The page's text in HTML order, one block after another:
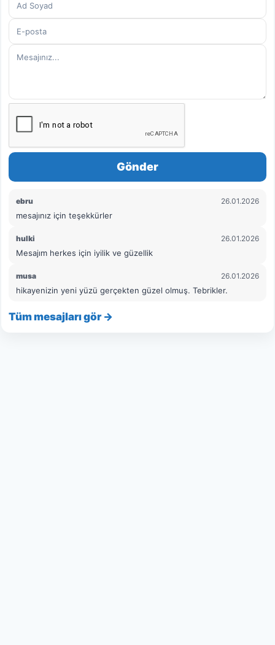
hitap eden kıymetli bir arşiv niteliğindedir.
Rûhu’l-Beyân’dan Hikayeler, ayetlerin ışığında
anlatılan bu temsil ve kıssalarla, okuyanı
Bu kategoride, Ruhul Beyan Tefsiri içerisinde
geçen:
Hikmetli hikâyeler ve kıssalar,
Temsil ve misaller
İnsanlara ders veren ibretli örnekler
Gönder
ebru 26.01.2026
mesajınız için teşekkürler
hulki 26.01.2026
Mesajım herkes için iyilik ve güzellik
musa 26.01.2026
hikayenizin yeni yüzü gerçekten güzel olmuş. Tebrikler.
Tüm mesajları gör →